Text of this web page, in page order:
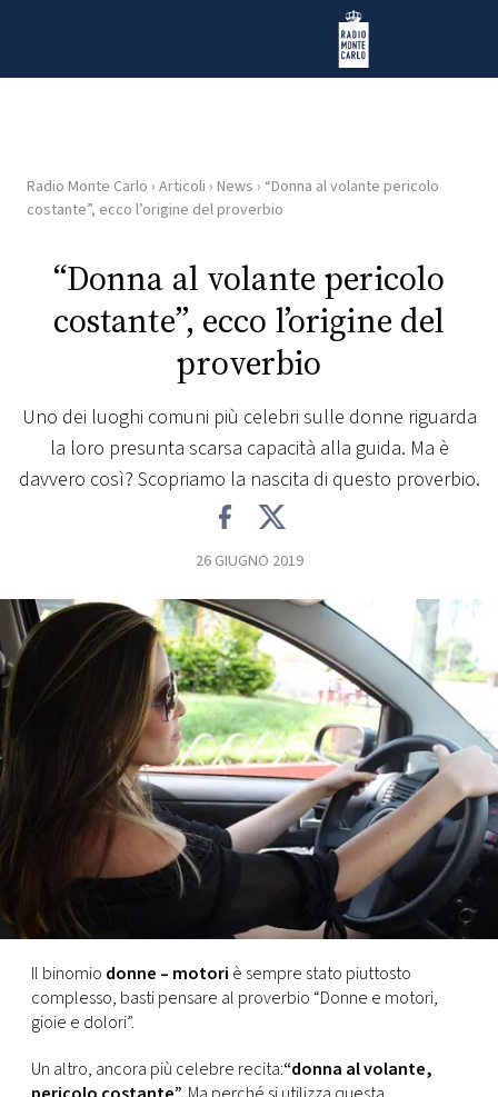
Radio Monte Carlo
HOME
RADIO
WEB
PLAYLIST
NEWS
CONCORSI
EVENTI
PRINCIPATO
MONACO
RMC
CONSIGLIA
Radio Monte Carlo › Articoli › News › “Donna al volante pericolo
costante”, ecco l’origine del proverbio
“Donna al volante pericolo
costante”, ecco l’origine del
proverbio
Uno dei luoghi comuni più celebri sulle donne riguarda
la loro presunta scarsa capacità alla guida. Ma è
davvero così? Scopriamo la nascita di questo proverbio.
26 GIUGNO 2019
Il binomio donne – motori è sempre stato piuttosto
complesso, basti pensare al proverbio “Donne e motori,
gioie e dolori”.
Un altro, ancora più celebre recita:“donna al volante,